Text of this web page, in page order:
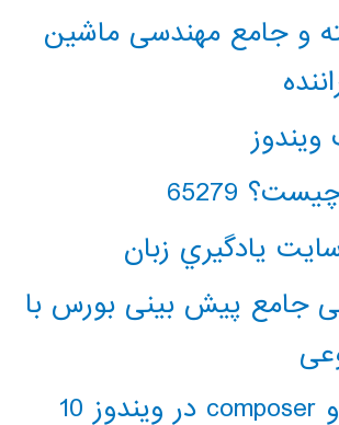
و جامع مهندسی ماشین
65279
يادگيري زبان
جامع پیش بینی بورس با